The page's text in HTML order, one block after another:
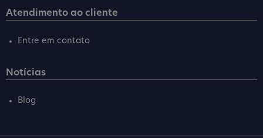
Atendimento ao cliente
Entre em contato
Notícias
Blog